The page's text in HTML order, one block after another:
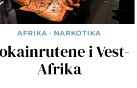
AFRIKA · NARKOTIKA
i Vest-
Afrika